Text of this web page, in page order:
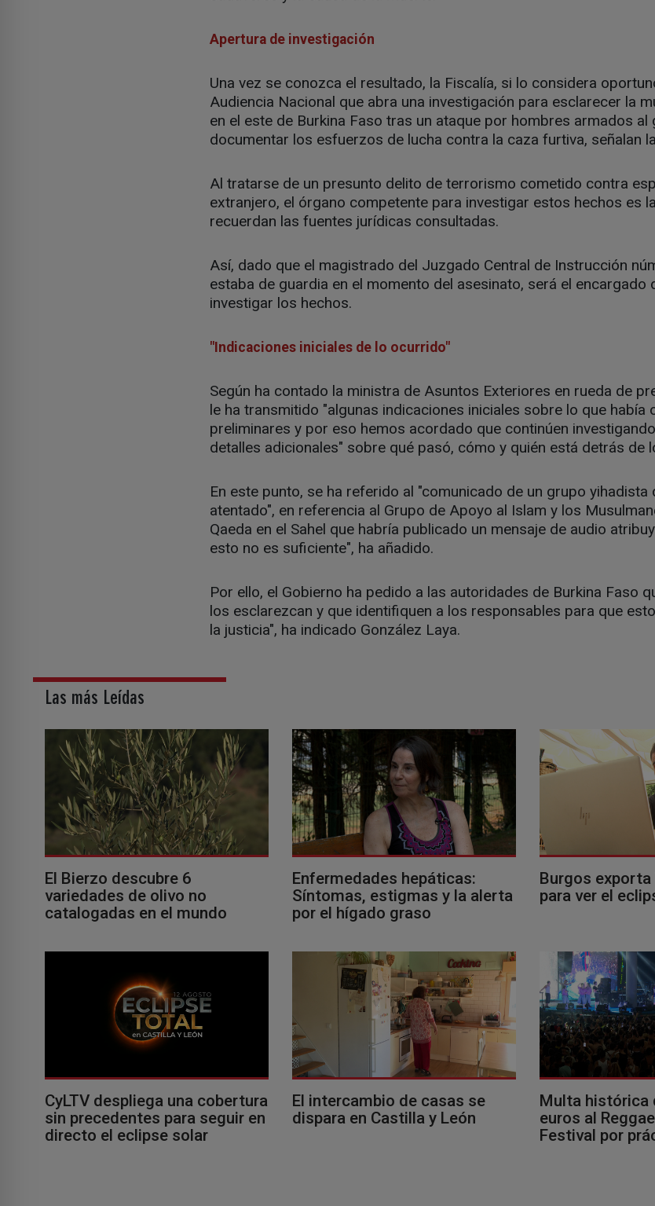
Apertura de investigación
Una vez se conozca el resultado, la Fiscalía, si lo considera
Audiencia Nacional que abra una investigación para esclarecer la
en el este de Burkina Faso tras un ataque por hombres armados al
documentar los esfuerzos de lucha contra la caza furtiva, señalan
Al tratarse de un presunto delito de terrorismo cometido contra
extranjero, el órgano competente para investigar estos hechos es
recuerdan las fuentes jurídicas consultadas.
Así, dado que el magistrado del Juzgado Central de Instrucción
estaba de guardia en el momento del asesinato, será el encargado
investigar los hechos.
"Indicaciones iniciales de lo ocurrido"
Según ha contado la ministra de Asuntos Exteriores en rueda de
le ha transmitido "algunas indicaciones iniciales sobre lo que había
preliminares y por eso hemos acordado que continúen
detalles adicionales" sobre qué pasó, cómo y quién está detrás de
En este punto, se ha referido al "comunicado de un grupo yihadista
atentado", en referencia al Grupo de Apoyo al Islam y los
Qaeda en el Sahel que habría publicado un mensaje de audio
esto no es suficiente", ha añadido.
Por ello, el Gobierno ha pedido a las autoridades de Burkina Faso
los esclarezcan y que identifiquen a los responsables para que
la justicia", ha indicado González Laya.
Las más Leídas
El Bierzo descubre 6
variedades de olivo no
catalogadas en el mundo
Enfermedades hepáticas:
Síntomas, estigmas y la alerta
por el hígado graso
Burgos
para ver el
CyLTV despliega una cobertura
sin precedentes para seguir en
directo el eclipse solar
El intercambio de casas se
dispara en Castilla y León
Multa histórica
euros al
Festival por